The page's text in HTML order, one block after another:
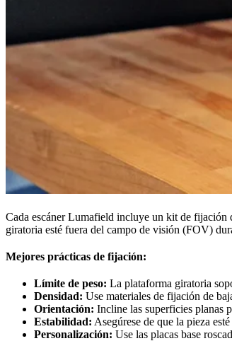
Cada escáner Lumafield incluye un kit de fijación
giratoria esté fuera del campo de visión (FOV)
Mejores prácticas de fijación:
Límite de peso: La plataforma giratoria
Densidad: Use materiales de fijación de
Orientación: Incline las superficies planas
Estabilidad: Asegúrese de que la pieza
Personalización: Use las placas base